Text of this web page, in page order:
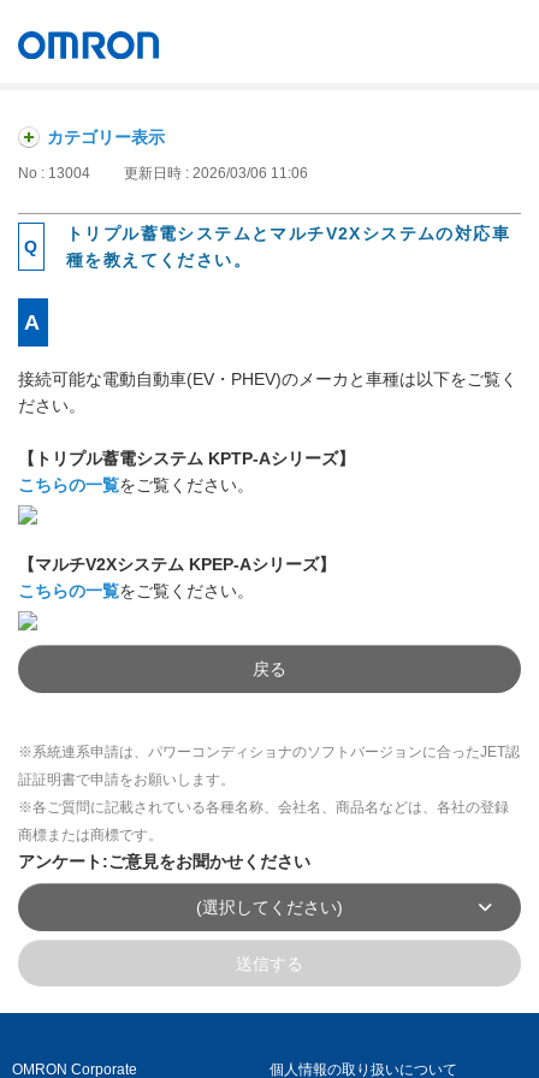
カテゴリー表示
No : 13004 更新日時 : 2026/03/06 11:06
トリプル蓄電システムとマルチV2Xシステムの対応車
種を教えてください。
接続可能な電動自動車(EV・PHEV)のメーカと車種は以下をご覧く
ださい。
【トリプル蓄電システム KPTP-Aシリーズ】
こちらの一覧をご覧ください。
【マルチV2Xシステム KPEP-Aシリーズ】
こちらの一覧をご覧ください。
戻る
※系統連系申請は、パワーコンディショナのソフトバージョンに合ったJET認
証証明書で申請をお願いします。
※各ご質問に記載されている各種名称、会社名、商品名などは、各社の登録
商標または商標です。
アンケート:ご意見をお聞かせください
(選択してください)
送信する
OMRON Corporate 個人情報の取り扱いについて